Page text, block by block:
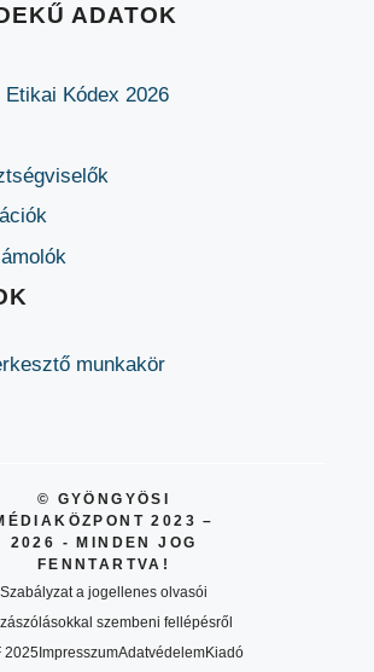
ADATOK
Kódex 2026
munkakör
© GYÖNGYÖSI
2023 –
2026 - MINDEN JOG
FENNTARTVA!
Szabályzat a jogellenes olvasói
szembeni fellépésről
2025ImpresszumAdatvédelemKiadó